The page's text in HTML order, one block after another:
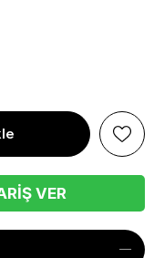
VER